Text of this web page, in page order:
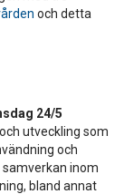
och detta
24/5
utveckling som
och
inom
bland annat